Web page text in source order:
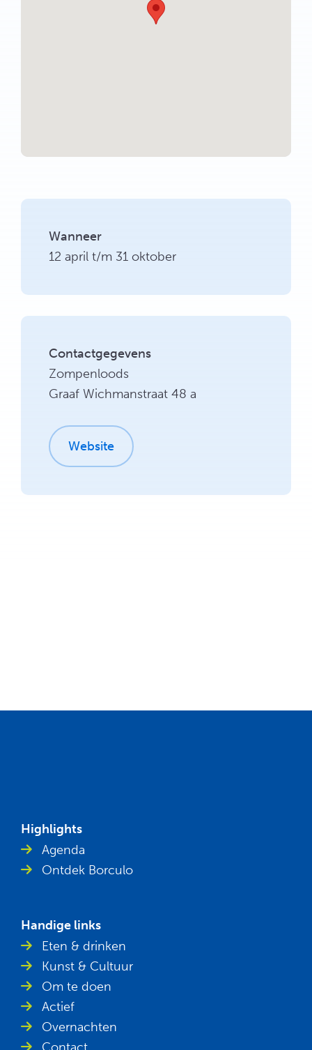
Wanneer
12 april t/m 31 oktober
Contactgegevens
Zompenloods
Graaf Wichmanstraat 48 a
Website
Highlights
Agenda
Ontdek Borculo
Handige links
Eten & drinken
Kunst & Cultuur
Om te doen
Actief
Overnachten